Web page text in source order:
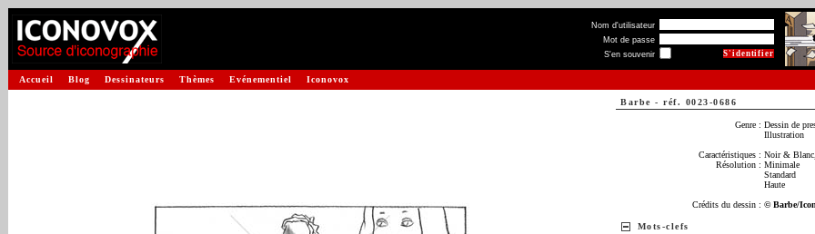
Nom d'utilisateur
Mot de passe
S'en souvenir
Accueil Blog Dessinateurs Thèmes Evénementiel Iconovox
Barbe - réf. 0023-0686
Genre : Dessin de
Illustration
Caractéristiques : Noir &
Résolution : Minimale
Standard
Haute
Crédits du dessin : © Barbe/
Mots-clefs